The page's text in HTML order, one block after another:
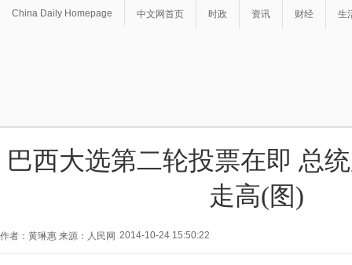
China Daily Homepage 中文网首页 时政 资讯 财经 生
巴西大选第二轮投票在即 总
走高(图)
作者：黄琳惠 来源：人民网 2014-10-24 15:50:22